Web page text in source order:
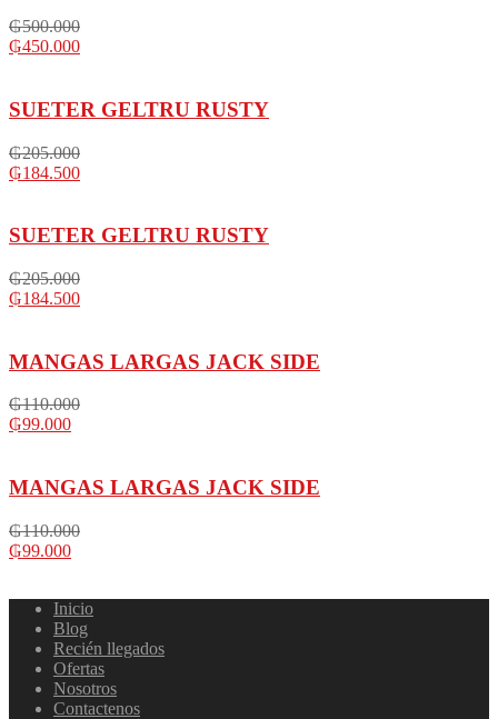
₲500.000
₲450.000
SUETER GELTRU RUSTY
₲205.000
₲184.500
SUETER GELTRU RUSTY
₲205.000
₲184.500
MANGAS LARGAS JACK SIDE
₲110.000
₲99.000
MANGAS LARGAS JACK SIDE
₲110.000
₲99.000
Inicio
Blog
Recién llegados
Ofertas
Nosotros
Contactenos